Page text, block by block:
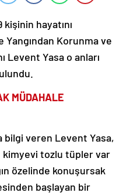
hayatını
Yangından Korunma ve
Levent Yasa o anları
MÜDAHALE
bilgi veren Levent Yasa,
kimyevi tozlu tüpler var
özelinde konuşursak
başlayan bir